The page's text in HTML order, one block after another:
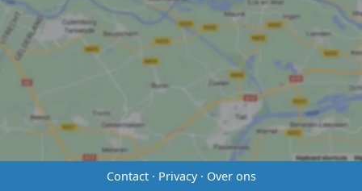
Contact· Privacy· Over ons